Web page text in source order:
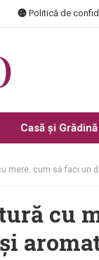
Politică de
Casă și Grădină
mere: cum să faci un
cu